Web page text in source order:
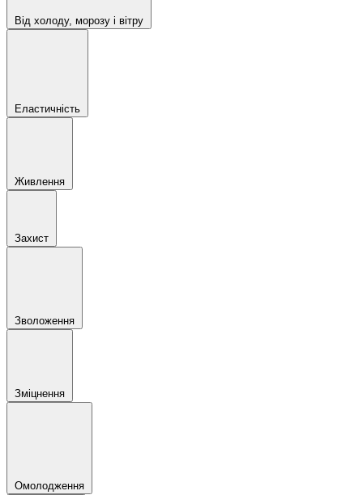
Від холоду, морозу і вітру
Еластичність
Живлення
Захист
Зволоження
Зміцнення
Омолодження